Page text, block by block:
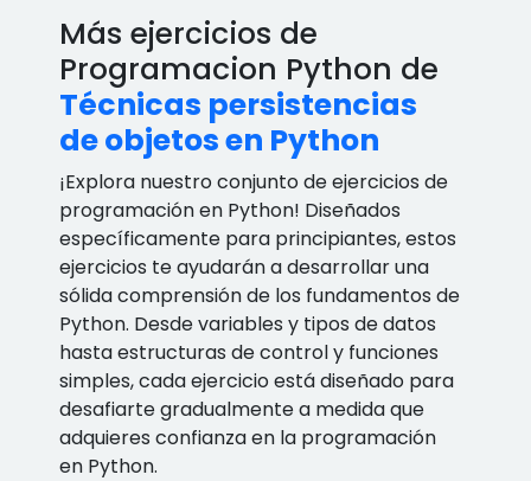
Más ejercicios de
Programacion Python de
Técnicas persistencias
de objetos en Python
¡Explora nuestro conjunto de ejercicios de
programación en Python! Diseñados
específicamente para principiantes, estos
ejercicios te ayudarán a desarrollar una
sólida comprensión de los fundamentos de
Python. Desde variables y tipos de datos
hasta estructuras de control y funciones
simples, cada ejercicio está diseñado para
desafiarte gradualmente a medida que
adquieres confianza en la programación
en Python.